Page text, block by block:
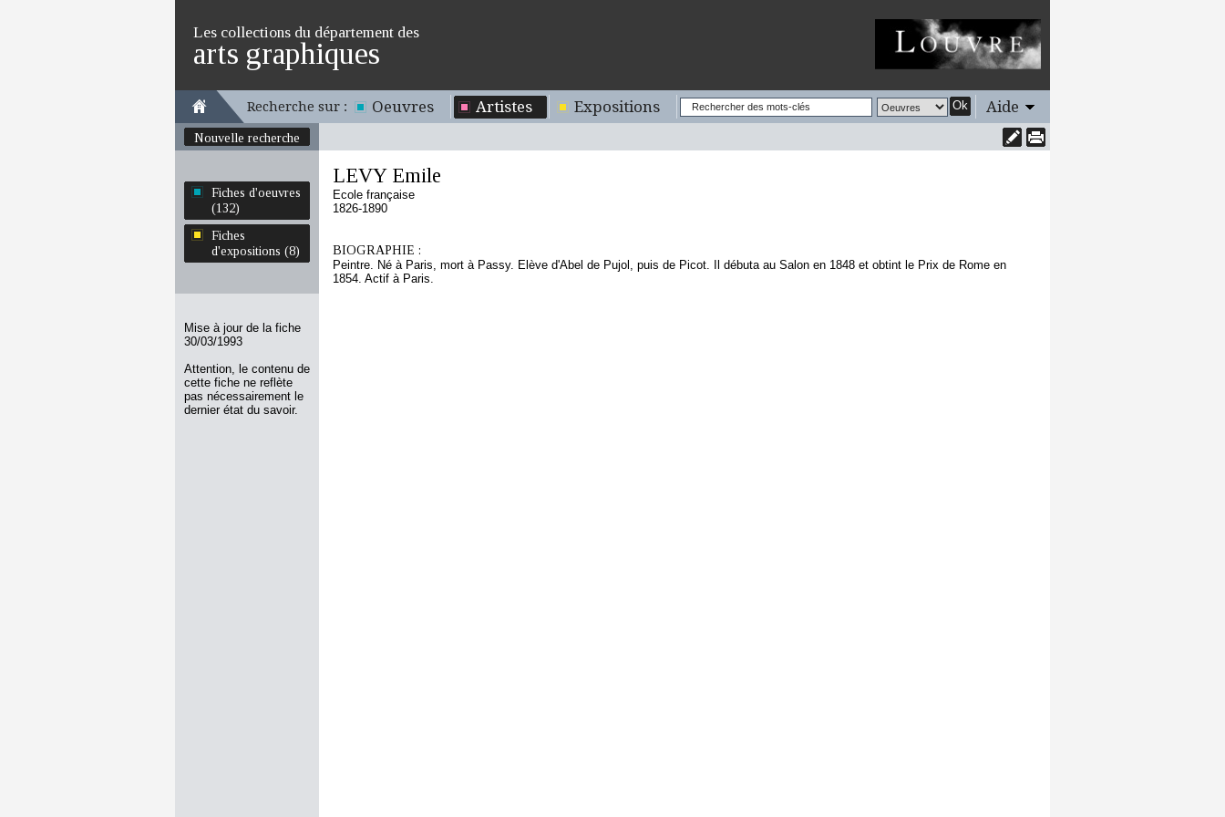
Les collections du département des
arts graphiques
Recherche sur : Oeuvres Artistes Expositions Ok Aide
Nouvelle recherche
Fiches d'oeuvres
(132)
Fiches
d'expositions (8)
Mise à jour de la fiche
30/03/1993
Attention, le contenu de
cette fiche ne reflète
pas nécessairement le
dernier état du savoir.
LEVY Emile
Ecole française
1826-1890
BIOGRAPHIE :
Peintre. Né à Paris, mort à Passy. Elève d'Abel de Pujol, puis de Picot. Il débuta au Salon en 1848 et obtint le Prix de Rome en
1854. Actif à Paris.